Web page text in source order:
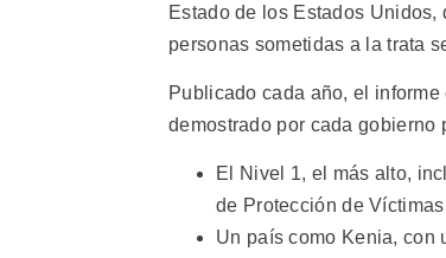
Estado de los Estados
personas sometidas a la trata
Publicado cada año, el
demostrado por cada gobierno
El Nivel 1, el más alto,
de Protección de
Un país como Kenia, con